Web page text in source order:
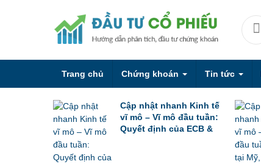
Trang chủ Chứng khoán Tin tức
Cập nhật nhanh Kinh tế
vĩ mô – Vĩ mô đầu tuần:
Quyết định của ECB &